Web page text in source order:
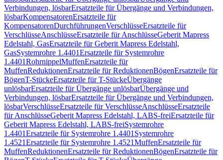
Verbindungen, lösbarErsatzteile für Übergänge und Verbindungen,
lösbarKompensatorenErsatzteile für
KompensatorenDurchführungenVerschlüsseErsatzteile für
VerschlüsseAnschlüsseErsatzteile für AnschlüsseGeberit Mapress
Edelstahl, GasErsatzteile für Geberit Mapress Edelstahl,
GasSystemrohre 1.4401Ersatzteile für Systemrohre
1.4401RohrnippelMuffenErsatzteile für
MuffenReduktionenErsatzteile für ReduktionenBögenErsatzteile für
BögenT-StückeErsatzteile für T-StückeÜbergänge
unlösbarErsatzteile für Übergänge unlösbarÜbergänge und
Verbindungen, lösbarErsatzteile für Übergänge und Verbindungen,
lösbarVerschlüsseErsatzteile für VerschlüsseAnschlüsseErsatzteile
für AnschlüsseGeberit Mapress Edelstahl, LABS-freiErsatzteile für
Geberit Mapress Edelstahl, LABS-freiSystemrohre
1.4401Ersatzteile für Systemrohre 1.4401 Systemrohre
1.4521Ersatzteile für Systemrohre 1.4521MuffenErsatzteile für
MuffenReduktionenErsatzteile für ReduktionenBögenErsatzteile für